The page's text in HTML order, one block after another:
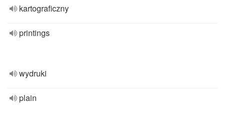
kartograficzny
printings
wydruki
plain